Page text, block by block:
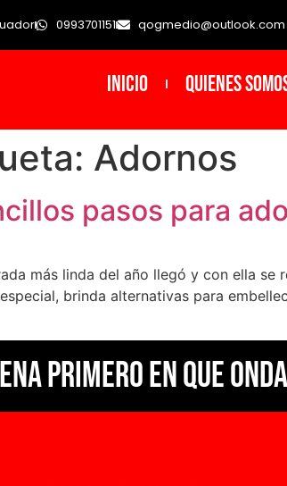
0993701151 qogmedio@outlook.com
INICIO Quienes
Adornos
pasos para
más linda del año llegó y con ella
brinda alternativas para
primero en Que